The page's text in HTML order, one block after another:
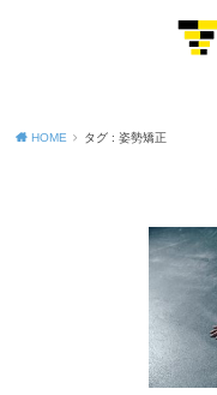
HOME タグ : 姿勢矯正